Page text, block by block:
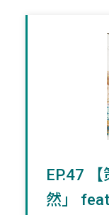
EP.47
然」